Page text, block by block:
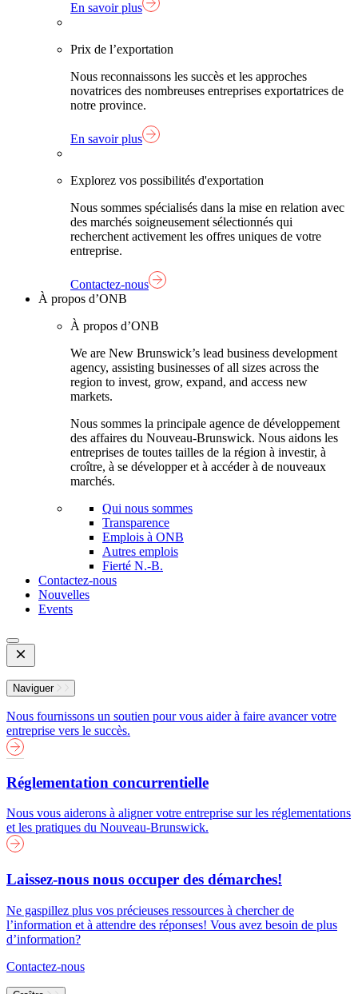
En savoir plus
Prix de l’exportation
Nous reconnaissons les succès et les approches
novatrices des nombreuses entreprises exportatrices de
notre province.
En savoir plus
Explorez vos possibilités d'exportation
Nous sommes spécialisés dans la mise en relation avec
des marchés soigneusement sélectionnés qui
recherchent activement les offres uniques de votre
entreprise.
Contactez-nous
À propos d’ONB
À propos d’ONB
We are New Brunswick’s lead business development
agency, assisting businesses of all sizes across the
region to invest, grow, expand, and access new
markets.
Nous sommes la principale agence de développement
des affaires du Nouveau-Brunswick. Nous aidons les
entreprises de toutes tailles de la région à investir, à
croître, à se développer et à accéder à de nouveaux
marchés.
Qui nous sommes
Transparence
Emplois à ONB
Autres emplois
Fierté N.-B.
Contactez-nous
Nouvelles
Events
Open
Mobile
Menu
Naviguer
Nous fournissons un soutien pour vous aider à faire avancer votre
entreprise vers le succès.
Réglementation concurrentielle
Nous vous aiderons à aligner votre entreprise sur les réglementations
et les pratiques du Nouveau-Brunswick.
Laissez-nous nous occuper des démarches!
Ne gaspillez plus vos précieuses ressources à chercher de
l’information et à attendre des réponses! Vous avez besoin de plus
d’information?
Contactez-nous